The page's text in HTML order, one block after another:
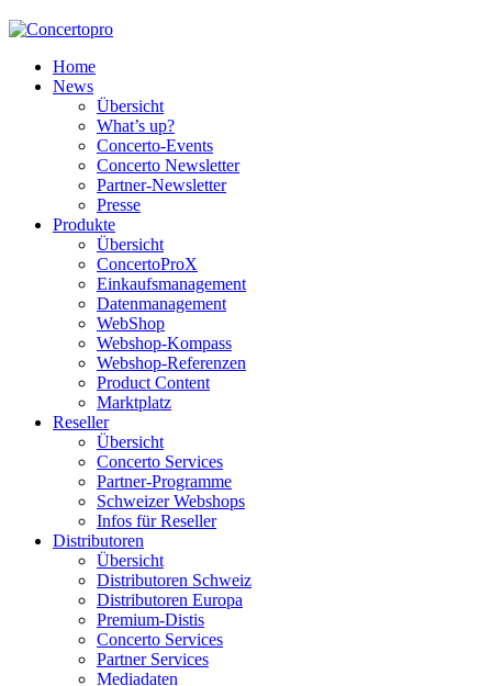
Home
News
Übersicht
What’s up?
Concerto-Events
Concerto Newsletter
Partner-Newsletter
Presse
Produkte
Übersicht
ConcertoProX
Einkaufsmanagement
Datenmanagement
WebShop
Webshop-Kompass
Webshop-Referenzen
Product Content
Marktplatz
Reseller
Übersicht
Concerto Services
Partner-Programme
Schweizer Webshops
Infos für Reseller
Distributoren
Übersicht
Distributoren Schweiz
Distributoren Europa
Premium-Distis
Concerto Services
Partner Services
Mediadaten